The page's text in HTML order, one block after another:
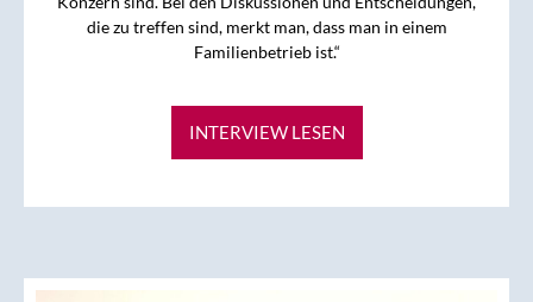
die zu treffen sind, merkt man, dass man in einem
Familienbetrieb ist.“
INTERVIEW LESEN